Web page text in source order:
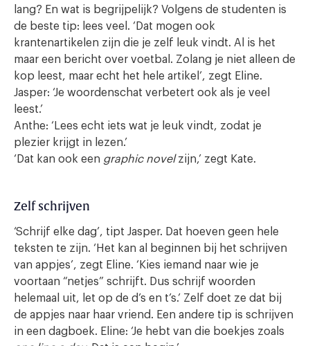
lang? En wat is begrijpelijk? Volgens de studenten is
de beste tip: lees veel. ‘Dat mogen ook
krantenartikelen zijn die je zelf leuk vindt. Al is het
maar een bericht over voetbal. Zolang je niet alleen de
kop leest, maar echt het hele artikel’, zegt Eline.
Jasper: ‘Je woordenschat verbetert ook als je veel
leest.’
Anthe: ‘Lees echt iets wat je leuk vindt, zodat je
plezier krijgt in lezen.’
‘Dat kan ook een graphic novelzijn,’ zegt Kate.
Zelf schrijven
‘Schrijf elke dag’, tipt Jasper. Dat hoeven geen hele
teksten te zijn. ‘Het kan al beginnen bij het schrijven
van appjes’, zegt Eline. ‘Kies iemand naar wie je
voortaan “netjes” schrijft. Dus schrijf woorden
helemaal uit, let op de d’s en t’s.’ Zelf doet ze dat bij
de appjes naar haar vriend. Een andere tip is schrijven
in een dagboek. Eline: ‘Je hebt van die boekjes zoals